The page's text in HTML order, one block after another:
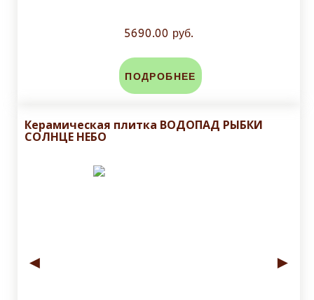
5690.00 руб.
ПОДРОБНЕЕ
Керамическая плитка ВОДОПАД РЫБКИ
СОЛНЦЕ НЕБО
◄ ►